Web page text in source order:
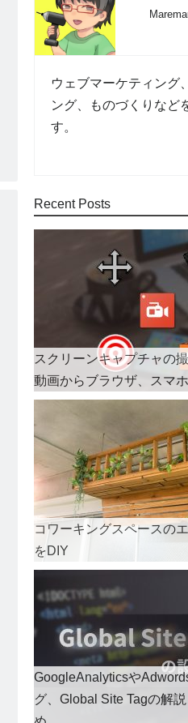
ウェブマーケティング
ング、ものづくりなど
す。
Recent Posts
スクリーンキャプチャの
動画からブラウザ、スマ
コワーキングスペースの
をDIY
GoogleAnalyticsや
グ、Global Site Tagの解